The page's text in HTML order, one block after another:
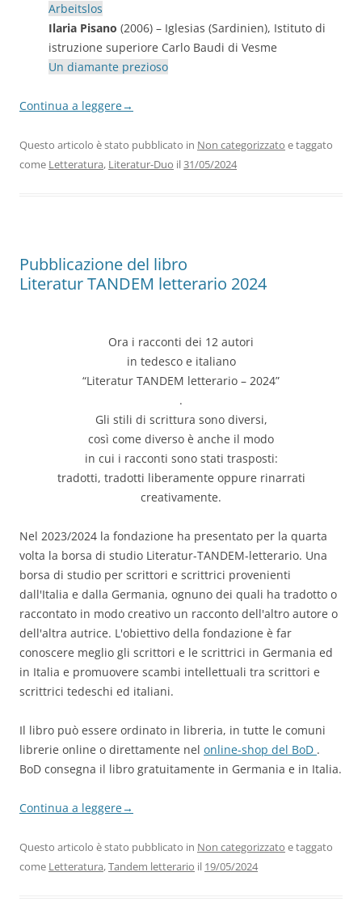
Arbeitslos
Ilaria Pisano (2006) – Iglesias (Sardinien), Istituto di
istruzione superiore Carlo Baudi di Vesme
Un diamante prezioso
Continua a leggere→
Questo articolo è stato pubblicato in Non categorizzato e taggato
come Letteratura, Literatur-Duo il31/05/2024
Pubblicazione del libro
Literatur TANDEM letterario 2024
Ora i racconti dei 12 autori
in tedesco e italiano
“Literatur TANDEM letterario – 2024”
.
Gli stili di scrittura sono diversi,
così come diverso è anche il modo
in cui i racconti sono stati trasposti:
tradotti, tradotti liberamente oppure rinarrati
creativamente.
Nel 2023/2024 la fondazione ha presentato per la quarta
volta la borsa di studio Literatur-TANDEM-letterario. Una
borsa di studio per scrittori e scrittrici provenienti
dall'Italia e dalla Germania, ognuno dei quali ha tradotto o
raccontato in modo creativo un racconto dell'altro autore o
dell'altra autrice. L'obiettivo della fondazione è far
conoscere meglio gli scrittori e le scrittrici in Germania ed
in Italia e promuovere scambi intellettuali tra scrittori e
scrittrici tedeschi ed italiani.
Il libro può essere ordinato in libreria, in tutte le comuni
librerie online o direttamente nel online-shop del BoD .
BoD consegna il libro gratuitamente in Germania e in Italia.
Continua a leggere→
Questo articolo è stato pubblicato in Non categorizzato e taggato
come Letteratura,Tandem letterario il 19/05/2024